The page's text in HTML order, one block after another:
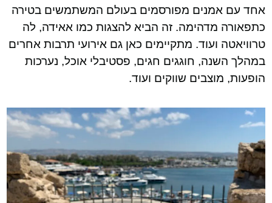
אחד עם אמנים מפורסמים בעולם המשתמשים בטירה
כתפאורה מדהימה. זה הביא להצגות כמו אאידה, לה
טרוויאטה ועוד. מתקיימים כאן גם אירועי תרבות אחרים
במהלך השנה, חוגגים חגים, פסטיבלי אוכל, נערכות
הופעות, מוצבים שווקים ועוד.